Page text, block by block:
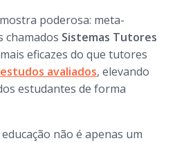
poderosa: meta-
chamados Sistemas Tutores
eficazes do que tutores
avaliados, elevando
estudantes de forma
não é apenas um